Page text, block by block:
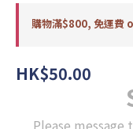
購物滿$800, 免運費
HK$50.00
Please